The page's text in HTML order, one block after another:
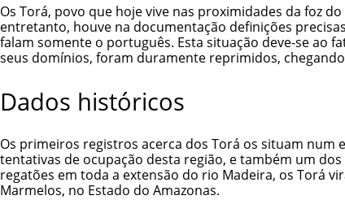
Os Torá, povo que hoje vive nas proximidades da foz
entretanto, houve na documentação definições
falam somente o português. Esta situação deve-se ao
seus domínios, foram duramente reprimidos,
Dados históricos
Os primeiros registros acerca dos Torá os situam
tentativas de ocupação desta região, e também um
regatões em toda a extensão do rio Madeira, os Torá
Marmelos, no Estado do Amazonas.